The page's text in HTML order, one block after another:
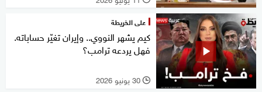
على الخريطة
كيم يشهر النووي.. وإيران تغيّر حساباته.
فهل يردعه ترامب؟
l 30 يونيو 2026